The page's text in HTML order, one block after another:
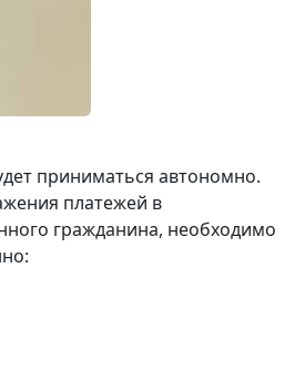
приниматься автономно.
платежей в
гражданина, необходимо